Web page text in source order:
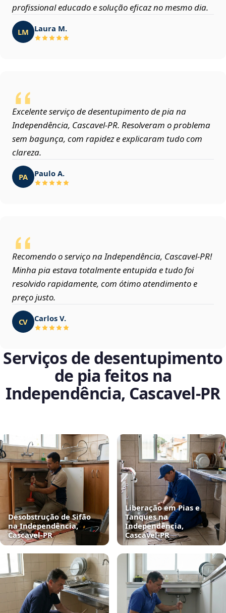
profissional educado e solução eficaz no mesmo dia.
LM Laura M.
Excelente serviço de desentupimento de pia na
Independência, Cascavel‑PR. Resolveram o problema
sem bagunça, com rapidez e explicaram tudo com
clareza.
PA Paulo A.
Recomendo o serviço na Independência, Cascavel‑PR!
Minha pia estava totalmente entupida e tudo foi
resolvido rapidamente, com ótimo atendimento e
preço justo.
CV Carlos V.
Serviços de desentupimento
de pia feitos na
Independência, Cascavel‑PR
Desobstrução de Sifão
na Independência,
Cascavel‑PR
Liberação em Pias e
Tanques na
Independência,
Cascavel‑PR